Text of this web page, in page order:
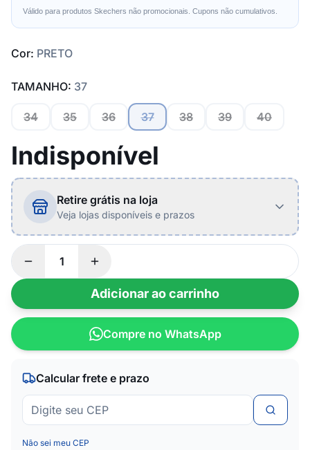
Válido para produtos Skechers não promocionais. Cupons não cumulativos.
Cor: PRETO
TAMANHO: 37
34 35 36 37 38 39 40
Indisponível
Retire grátis na loja
Veja lojas disponíveis e prazos
Adicionar ao carrinho
Compre no WhatsApp
Calcular frete e prazo
Não sei meu CEP